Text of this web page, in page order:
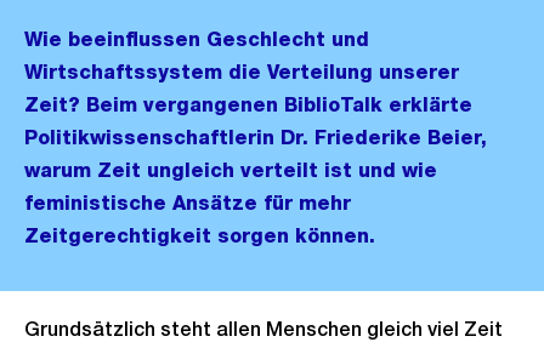
Wie beeinflussen Geschlecht und
Wirtschaftssystem die Verteilung unserer
Zeit? Beim vergangenen BiblioTalk erklärte
Politikwissenschaftlerin Dr. Friederike Beier,
warum Zeit ungleich verteilt ist und wie
feministische Ansätze für mehr
Zeitgerechtigkeit sorgen können.
Grundsätzlich steht allen Menschen gleich viel Zeit